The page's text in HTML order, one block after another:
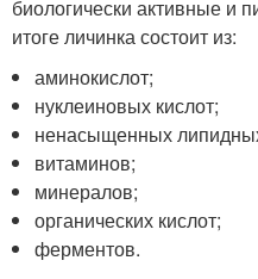
биологически активные и
итоге личинка состоит из:
аминокислот;
нуклеиновых кислот;
ненасыщенных
витаминов;
минералов;
органических кислот;
ферментов.